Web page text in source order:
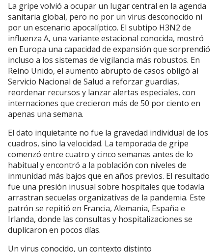
La gripe volvió a ocupar un lugar central en la agenda
sanitaria global, pero no por un virus desconocido ni
por un escenario apocalíptico. El subtipo H3N2 de
influenza A, una variante estacional conocida, mostró
en Europa una capacidad de expansión que sorprendió
incluso a los sistemas de vigilancia más robustos. En
Reino Unido, el aumento abrupto de casos obligó al
Servicio Nacional de Salud a reforzar guardias,
reordenar recursos y lanzar alertas especiales, con
internaciones que crecieron más de 50 por ciento en
apenas una semana.
El dato inquietante no fue la gravedad individual de los
cuadros, sino la velocidad. La temporada de gripe
comenzó entre cuatro y cinco semanas antes de lo
habitual y encontró a la población con niveles de
inmunidad más bajos que en años previos. El resultado
fue una presión inusual sobre hospitales que todavía
arrastran secuelas organizativas de la pandemia. Este
patrón se repitió en Francia, Alemania, España e
Irlanda, donde las consultas y hospitalizaciones se
duplicaron en pocos días.
Un virus conocido, un contexto distinto